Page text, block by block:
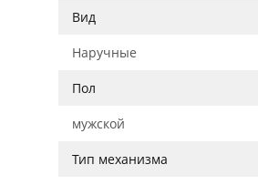
Вид
Наручные
Пол
мужской
Тип механизма